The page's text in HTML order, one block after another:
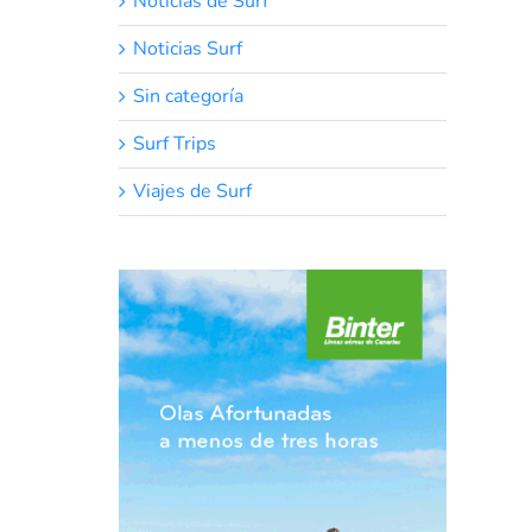
Noticias Surf
Sin categoría
Surf Trips
Viajes de Surf